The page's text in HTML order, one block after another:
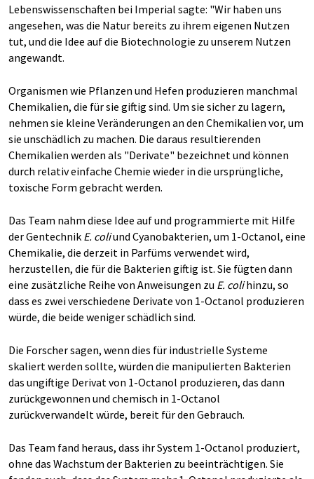
Lebenswissenschaften bei Imperial sagte: "Wir haben uns
angesehen, was die Natur bereits zu ihrem eigenen Nutzen
tut, und die Idee auf die Biotechnologie zu unserem Nutzen
angewandt.
Organismen wie Pflanzen und Hefen produzieren manchmal
Chemikalien, die für sie giftig sind. Um sie sicher zu lagern,
nehmen sie kleine Veränderungen an den Chemikalien vor, um
sie unschädlich zu machen. Die daraus resultierenden
Chemikalien werden als "Derivate" bezeichnet und können
durch relativ einfache Chemie wieder in die ursprüngliche,
toxische Form gebracht werden.
Das Team nahm diese Idee auf und programmierte mit Hilfe
der Gentechnik E. coliund Cyanobakterien, um 1-Octanol, eine
Chemikalie, die derzeit in Parfüms verwendet wird,
herzustellen, die für die Bakterien giftig ist. Sie fügten dann
eine zusätzliche Reihe von Anweisungen zu E. colihinzu, so
dass es zwei verschiedene Derivate von 1-Octanol produzieren
würde, die beide weniger schädlich sind.
Die Forscher sagen, wenn dies für industrielle Systeme
skaliert werden sollte, würden die manipulierten Bakterien
das ungiftige Derivat von 1-Octanol produzieren, das dann
zurückgewonnen und chemisch in 1-Octanol
zurückverwandelt würde, bereit für den Gebrauch.
Das Team fand heraus, dass ihr System 1-Octanol produziert,
ohne das Wachstum der Bakterien zu beeinträchtigen. Sie